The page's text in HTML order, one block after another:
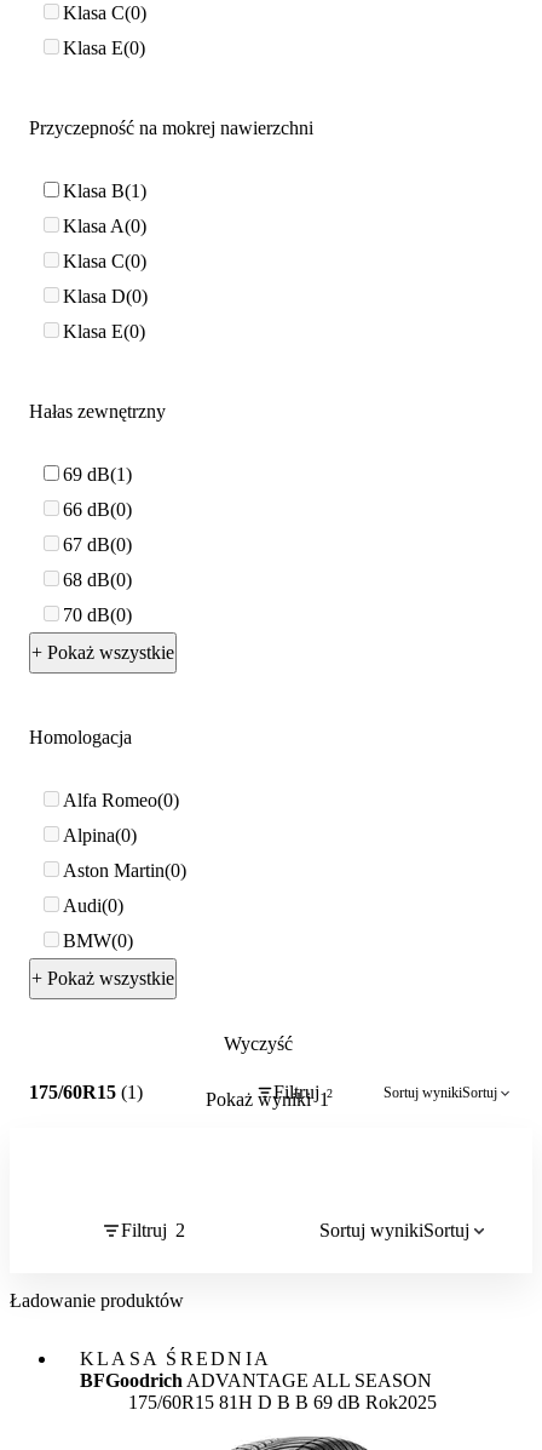
Klasa C 0
Klasa E 0
Przyczepność na mokrej nawierzchni
Klasa B 1
Klasa A 0
Klasa C 0
Klasa D 0
Klasa E 0
Hałas zewnętrzny
69 dB 1
66 dB 0
67 dB 0
68 dB 0
70 dB 0
+ Pokaż wszystkie
Homologacja
Alfa Romeo 0
Alpina 0
Aston Martin 0
Audi 0
BMW 0
+ Pokaż wszystkie
Wyczyść
Pokaż wyniki 1
175/60R15 (1) Filtruj 2 Sortuj wynikiSortuj
Filtruj 2 Sortuj wynikiSortuj
Ładowanie produktów
KLASA ŚREDNIA
BFGoodrich ADVANTAGE ALL SEASON
175/60R15 81H Etykieta:
D B B 69 dB Rok2025